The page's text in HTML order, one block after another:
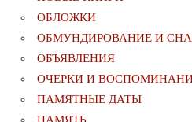
ОБЛОЖКИ
ОБМУНДИРОВАНИЕ И
ОБЪЯВЛЕНИЯ
ОЧЕРКИ И
ПАМЯТНЫЕ ДАТЫ